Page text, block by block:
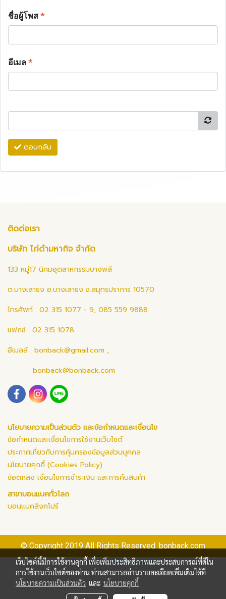
ชื่อผู้โพส*
อีเมล*
ตอบกลับ
ติดต่อเรา
บริษัท ไก่ดำมหากิจ จำกัด
133 หมู่17 นิคมอุตสาหกรรมบางพลี
ต.บางเสาธง อ.บางเสาธง จ.สมุทรปราการ 10570
โทรศัพท์ : 02 315 1077 - 9, 085 559 9888
แฟกซ์ : 02 315 1078
อีเมลล์ : bonback@gmail.com ,
bonback@bonback.com
นโยบายความเป็นส่วนตัว และข้อกำหนดและเงื่อนไข
ข้อกำหนดและเงื่อนไขการใช้งานเว็บไซต์
ประกาศเกี่ยวกับการคุ้มครองข้อมูลส่วนบุคคล
นโยบายคุกกี้ (Cookies Policy)
ข้อตกลง เงื่อนไขการชำระเงิน และการคืนสินค้า
สาขาบอนแบคทั่วโลก
บอนแบคสิงคโปร์
© Copyright 2019 All Rights Reserved. bonback.com
Powered byMakeWebEasy.com
เว็บไซต์นี้มีการใช้งานคุกกี้ เพื่อเพิ่มประสิทธิภาพและประสบการณ์ที่ดีใน
การใช้งานเว็บไซต์ของท่าน ท่านสามารถอ่านรายละเอียดเพิ่มเติมได้ที่
นโยบายความเป็นส่วนตัว และ นโยบายคุกกี้